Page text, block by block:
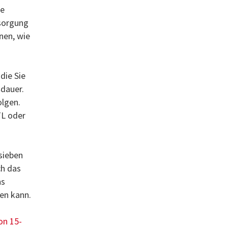
wie
Sie
oder
das
kann.
15-